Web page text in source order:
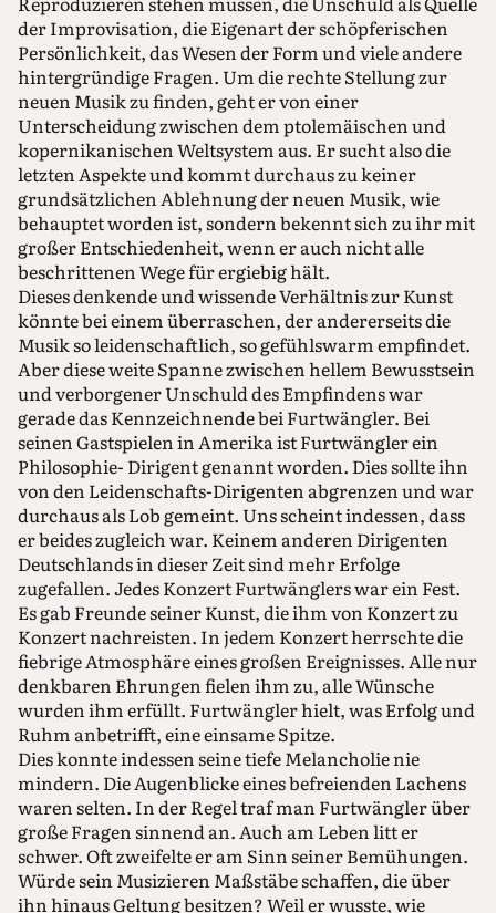
der Improvisation, die Eigenart der schöpferischen
Persönlichkeit, das Wesen der Form und viele andere
hintergründige Fragen. Um die rechte Stellung zur
neuen Musik zu finden, geht er von einer
Unterscheidung zwischen dem ptolemäischen und
kopernikanischen Weltsystem aus. Er sucht also die
letzten Aspekte und kommt durchaus zu keiner
grundsätzlichen Ablehnung der neuen Musik, wie
behauptet worden ist, sondern bekennt sich zu ihr mit
großer Entschiedenheit, wenn er auch nicht alle
beschrittenen Wege für ergiebig hält.
Dieses denkende und wissende Verhältnis zur Kunst
könnte bei einem überraschen, der andererseits die
Musik so leidenschaftlich, so gefühlswarm empfindet.
Aber diese weite Spanne zwischen hellem Bewusstsein
und verborgener Unschuld des Empfindens war
gerade das Kennzeichnende bei Furtwängler. Bei
seinen Gastspielen in Amerika ist Furtwängler ein
Philosophie- Dirigent genannt worden. Dies sollte ihn
von den Leidenschafts-Dirigenten abgrenzen und war
durchaus als Lob gemeint. Uns scheint indessen, dass
er beides zugleich war. Keinem anderen Dirigenten
Deutschlands in dieser Zeit sind mehr Erfolge
zugefallen. Jedes Konzert Furtwänglers war ein Fest.
Es gab Freunde seiner Kunst, die ihm von Konzert zu
Konzert nachreisten. In jedem Konzert herrschte die
fiebrige Atmosphäre eines großen Ereignisses. Alle nur
denkbaren Ehrungen fielen ihm zu, alle Wünsche
wurden ihm erfüllt. Furtwängler hielt, was Erfolg und
Ruhm anbetrifft, eine einsame Spitze.
Dies konnte indessen seine tiefe Melancholie nie
mindern. Die Augenblicke eines befreienden Lachens
waren selten. In der Regel traf man Furtwängler über
große Fragen sinnend an. Auch am Leben litt er
schwer. Oft zweifelte er am Sinn seiner Bemühungen.
Würde sein Musizieren Maßstäbe schaffen, die über
ihn hinaus Geltung besitzen? Weil er wusste, wie